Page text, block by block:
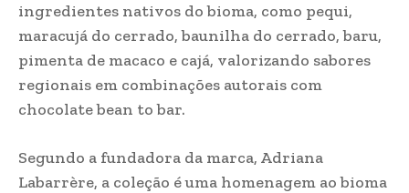
ingredientes nativos do bioma, como pequi,
maracujá do cerrado, baunilha do cerrado, baru,
pimenta de macaco e cajá, valorizando sabores
regionais em combinações autorais com
chocolate bean to bar.
Segundo a fundadora da marca, Adriana
Labarrère, a coleção é uma homenagem ao bioma